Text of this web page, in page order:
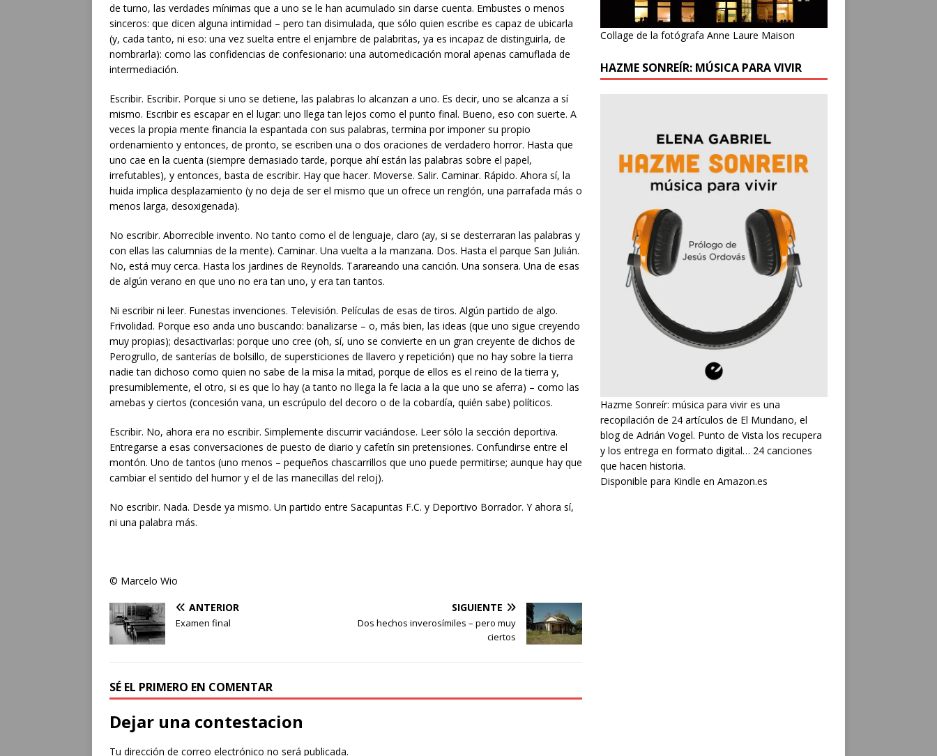
de turno, las verdades mínimas que a uno se le han acumulado sin darse cuenta. Embustes o menos
sinceros: que dicen alguna intimidad – pero tan disimulada, que sólo quien escribe es capaz de ubicarla
(y, cada tanto, ni eso: una vez suelta entre el enjambre de palabritas, ya es incapaz de distinguirla, de
nombrarla): como las confidencias de confesionario: una automedicación moral apenas camuflada de
intermediación.
Escribir. Escribir. Porque si uno se detiene, las palabras lo alcanzan a uno. Es decir, uno se alcanza a sí
mismo. Escribir es escapar en el lugar: uno llega tan lejos como el punto final. Bueno, eso con suerte. A
veces la propia mente financia la espantada con sus palabras, termina por imponer su propio
ordenamiento y entonces, de pronto, se escriben una o dos oraciones de verdadero horror. Hasta que
uno cae en la cuenta (siempre demasiado tarde, porque ahí están las palabras sobre el papel,
irrefutables), y entonces, basta de escribir. Hay que hacer. Moverse. Salir. Caminar. Rápido. Ahora sí, la
huida implica desplazamiento (y no deja de ser el mismo que un ofrece un renglón, una parrafada más o
menos larga, desoxigenada).
No escribir. Aborrecible invento. No tanto como el de lenguaje, claro (ay, si se desterraran las palabras y
con ellas las calumnias de la mente). Caminar. Una vuelta a la manzana. Dos. Hasta el parque San Julián.
No, está muy cerca. Hasta los jardines de Reynolds. Tarareando una canción. Una sonsera. Una de esas
de algún verano en que uno no era tan uno, y era tan tantos.
Ni escribir ni leer. Funestas invenciones. Televisión. Películas de esas de tiros. Algún partido de algo.
Frivolidad. Porque eso anda uno buscando: banalizarse – o, más bien, las ideas (que uno sigue creyendo
muy propias); desactivarlas: porque uno cree (oh, sí, uno se convierte en un gran creyente de dichos de
Perogrullo, de santerías de bolsillo, de supersticiones de llavero y repetición) que no hay sobre la tierra
nadie tan dichoso como quien no sabe de la misa la mitad, porque de ellos es el reino de la tierra y,
presumiblemente, el otro, si es que lo hay (a tanto no llega la fe lacia a la que uno se aferra) – como las
amebas y ciertos (concesión vana, un escrúpulo del decoro o de la cobardía, quién sabe) políticos.
Escribir. No, ahora era no escribir. Simplemente discurrir vaciándose. Leer sólo la sección deportiva.
Entregarse a esas conversaciones de puesto de diario y cafetín sin pretensiones. Confundirse entre el
montón. Uno de tantos (uno menos – pequeños chascarrillos que uno puede permitirse; aunque hay que
cambiar el sentido del humor y el de las manecillas del reloj).
No escribir. Nada. Desde ya mismo. Un partido entre Sacapuntas F.C. y Deportivo Borrador. Y ahora sí,
ni una palabra más.
© Marcelo Wio
ANTERIOR
Examen final
SIGUIENTE
Dos hechos inverosímiles – pero muy
ciertos
SÉ EL PRIMERO EN COMENTAR
Dejar una contestacion
Tu dirección de correo electrónico no será publicada.
Collage de la fotógrafa Anne Laure Maison
HAZME SONREÍR: MÚSICA PARA VIVIR
Hazme Sonreír: música para vivir es una
recopilación de 24 artículos de El Mundano, el
blog de Adrián Vogel. Punto de Vista los recupera
y los entrega en formato digital… 24 canciones
que hacen historia.
Disponible para Kindle en Amazon.es